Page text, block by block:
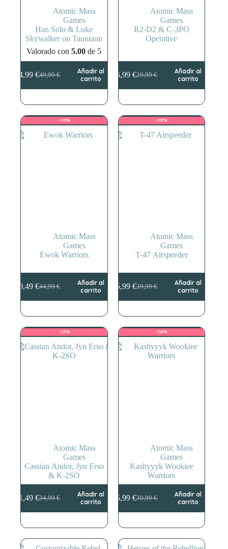
Atomic Mass
Games
Han Solo & Luke
Skywalker on Tauntaun
Valorado con5.00 de 5
49,99€
El
precio
era:
49,99 €.
44,99 €El
precio
es:
44,99 €.
Añadir al
carrito
Atomic Mass
Games
R2-D2 & C-3PO
Operative
29,99€
El
precio
era:
29,99 €.
26,99€El
precio
es:
26,99 €.
Añadir al
carrito
-10%
Atomic Mass
Games
Ewok Warriors
44,99€
El
precio
era:
44,99 €.
40,49 €El
precio
es:
40,49 €.
Añadir al
carrito
-10%
Atomic Mass
Games
T-47 Airspeeder
39,99€
El
precio
era:
39,99 €.
35,99€El
precio
es:
35,99 €.
Añadir al
carrito
-10%
Atomic Mass
Games
Cassian Andor, Jyn Erso
& K-2SO
34,99€
El
precio
era:
34,99 €.
31,49 €El
precio
es:
31,49 €.
Añadir al
carrito
-10%
Atomic Mass
Games
Kashyyyk Wookiee
Warriors
39,99€
El
precio
era:
39,99 €.
35,99€El
precio
es:
35,99 €.
Añadir al
carrito